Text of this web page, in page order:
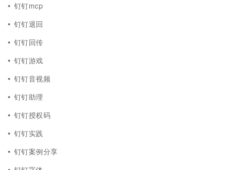
钉钉mcp
钉钉退回
钉钉回传
钉钉游戏
钉钉音视频
钉钉助理
钉钉授权码
钉钉实践
钉钉案例分享